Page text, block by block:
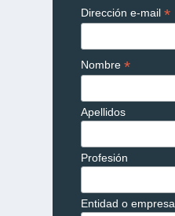
Dirección e-mail*
Nombre*
Apellidos
Profesión
Entidad o empresa